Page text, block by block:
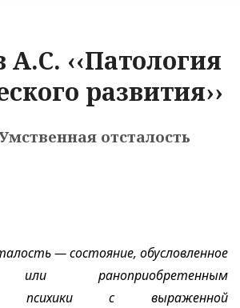
А.С. ‹‹Патология
развития››
отсталость
— состояние, обусловленное
или раноприобретенным
психики с выраженной